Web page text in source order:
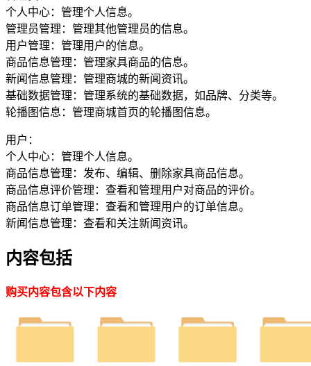
个人中心：管理个人信息。
管理员管理：管理其他管理员的信息。
用户管理：管理用户的信息。
商品信息管理：管理家具商品的信息。
新闻信息管理：管理商城的新闻资讯。
基础数据管理：管理系统的基础数据，如品牌、分类等。
轮播图信息：管理商城首页的轮播图信息。
用户：
个人中心：管理个人信息。
商品信息管理：发布、编辑、删除家具商品信息。
商品信息评价管理：查看和管理用户对商品的评价。
商品信息订单管理：查看和管理用户的订单信息。
新闻信息管理：查看和关注新闻资讯。
内容包括
购买内容包含以下内容